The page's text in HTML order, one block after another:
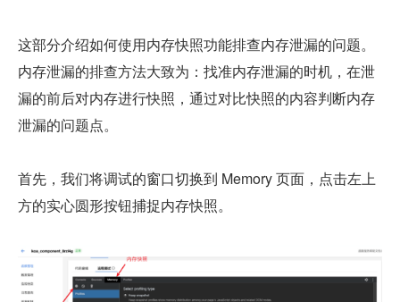
这部分介绍如何使用内存快照功能排查内存泄漏的问题。
内存泄漏的排查方法大致为：找准内存泄漏的时机，在泄
漏的前后对内存进行快照，通过对比快照的内容判断内存
泄漏的问题点。
首先，我们将调试的窗口切换到 Memory 页面，点击左上
方的实心圆形按钮捕捉内存快照。